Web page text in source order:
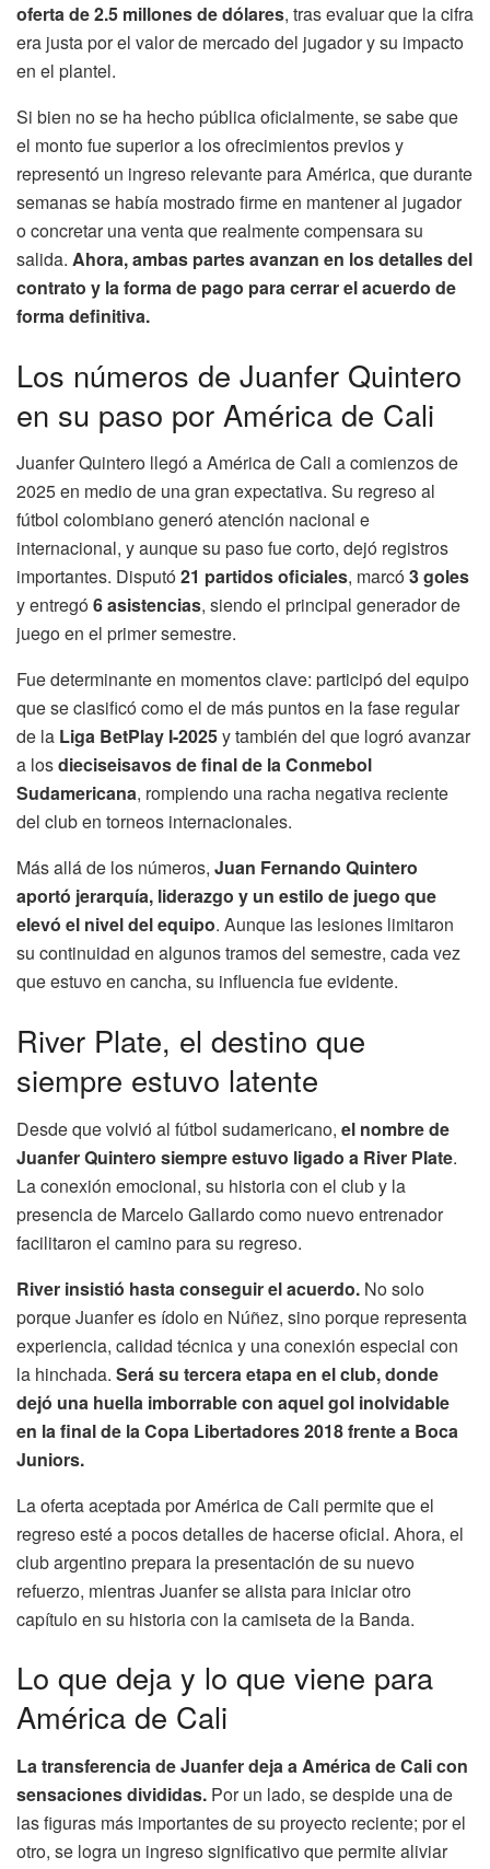
oferta de 2.5 millones de dólares, tras evaluar que la cifra
era justa por el valor de mercado del jugador y su impacto
en el plantel.
Si bien no se ha hecho pública oficialmente, se sabe que
el monto fue superior a los ofrecimientos previos y
representó un ingreso relevante para América, que durante
semanas se había mostrado firme en mantener al jugador
o concretar una venta que realmente compensara su
salida. Ahora, ambas partes avanzan en los detalles del
contrato y la forma de pago para cerrar el acuerdo de
forma definitiva.
Los números de Juanfer Quintero
en su paso por América de Cali
Juanfer Quintero llegó a América de Cali a comienzos de
2025 en medio de una gran expectativa. Su regreso al
fútbol colombiano generó atención nacional e
internacional, y aunque su paso fue corto, dejó registros
importantes. Disputó21 partidos oficiales, marcó3 goles
y entregó6 asistencias, siendo el principal generador de
juego en el primer semestre.
Fue determinante en momentos clave: participó del equipo
que se clasificó como el de más puntos en la fase regular
de la Liga BetPlay I-2025y también del que logró avanzar
a losdieciseisavos de final de la Conmebol
Sudamericana, rompiendo una racha negativa reciente
del club en torneos internacionales.
Más allá de los números, Juan Fernando Quintero
aportó jerarquía, liderazgo y un estilo de juego que
elevó el nivel del equipo. Aunque las lesiones limitaron
su continuidad en algunos tramos del semestre, cada vez
que estuvo en cancha, su influencia fue evidente.
River Plate, el destino que
siempre estuvo latente
Desde que volvió al fútbol sudamericano, el nombre de
Juanfer Quintero siempre estuvo ligado a River Plate.
La conexión emocional, su historia con el club y la
presencia de Marcelo Gallardo como nuevo entrenador
facilitaron el camino para su regreso.
River insistió hasta conseguir el acuerdo. No solo
porque Juanfer es ídolo en Núñez, sino porque representa
experiencia, calidad técnica y una conexión especial con
la hinchada. Será su tercera etapa en el club, donde
dejó una huella imborrable con aquel gol inolvidable
en la final de la Copa Libertadores 2018 frente a Boca
Juniors.
La oferta aceptada por América de Cali permite que el
regreso esté a pocos detalles de hacerse oficial. Ahora, el
club argentino prepara la presentación de su nuevo
refuerzo, mientras Juanfer se alista para iniciar otro
capítulo en su historia con la camiseta de la Banda.
Lo que deja y lo que viene para
América de Cali
La transferencia de Juanfer deja a América de Cali con
sensaciones divididas. Por un lado, se despide una de
las figuras más importantes de su proyecto reciente; por el
otro, se logra un ingreso significativo que permite aliviar